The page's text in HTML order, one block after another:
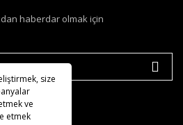
size
ve
etmek
haberdar olmak için